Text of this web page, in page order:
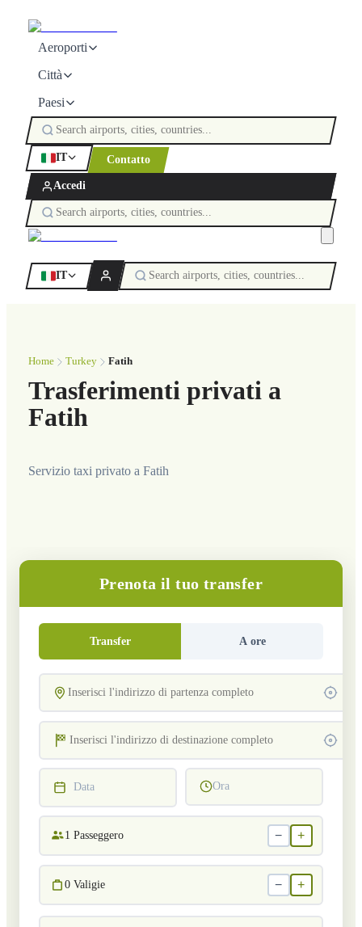
Aeroporti
Città
Paesi
IT Contatto
Accedi
IT
Home Turkey Fatih
Trasferimenti privati a
Fatih
Servizio taxi privato a Fatih
Prenota il tuo transfer
Transfer A ore
Data Ora
1 Passeggero − +
0 Valigie − +